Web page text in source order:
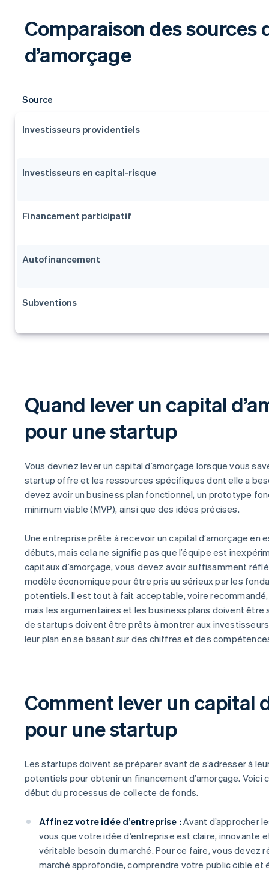
Comparaison des sources
d’amorçage
Source
Investisseurs providentiels
Investisseurs en capital-risque
Financement participatif
Autofinancement
Subventions
Quand lever un capital
pour une startup
Vous devriez lever un capital d’amorçage lorsque vous
startup offre et les ressources spécifiques dont elle a
devez avoir un business plan fonctionnel, un prototype
minimum viable (MVP), ainsi que des idées précises.
Une entreprise prête à recevoir un capital d’amorçage en
débuts, mais cela ne signifie pas que l’équipe est
capitaux d’amorçage, vous devez avoir suffisamment
modèle économique pour être pris au sérieux par les
potentiels. Il est tout à fait acceptable, voire
mais les argumentaires et les business plans doivent être
de startups doivent être prêts à montrer aux
leur plan en se basant sur des chiffres et des
Comment lever un capital
pour une startup
Les startups doivent se préparer avant de s’adresser à
potentiels pour obtenir un financement d’amorçage. Voici
début du processus de collecte de fonds.
Affinez votre idée d’entreprise : Avant d’approcher
vous que votre idée d’entreprise est claire, innovante
véritable besoin du marché. Pour ce faire, vous devez
marché approfondie, comprendre votre public cible et